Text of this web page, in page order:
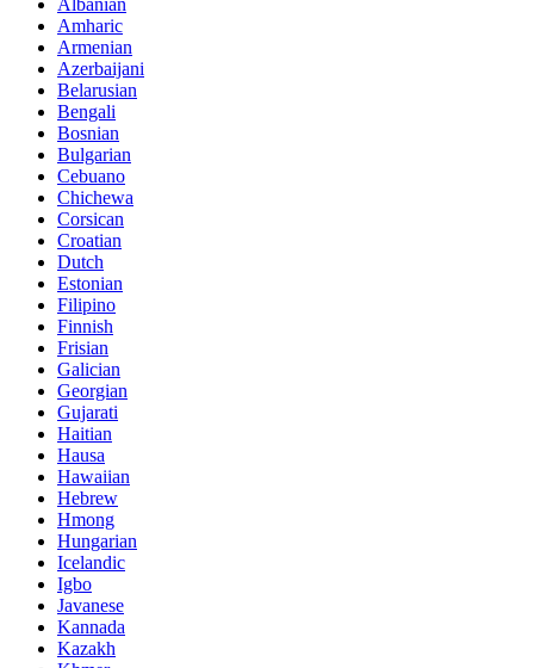
Albanian
Amharic
Armenian
Azerbaijani
Belarusian
Bengali
Bosnian
Bulgarian
Cebuano
Chichewa
Corsican
Croatian
Dutch
Estonian
Filipino
Finnish
Frisian
Galician
Georgian
Gujarati
Haitian
Hausa
Hawaiian
Hebrew
Hmong
Hungarian
Icelandic
Igbo
Javanese
Kannada
Kazakh